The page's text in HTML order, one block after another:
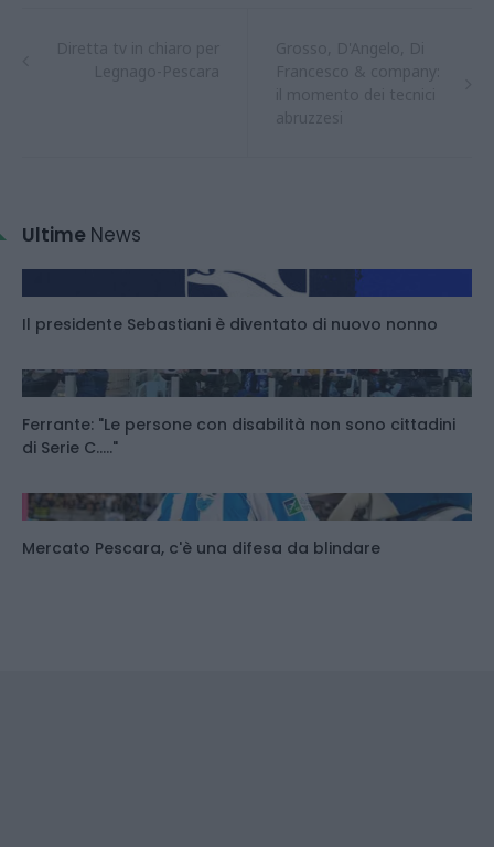
Ultime News
Il presidente Sebastiani è diventato di nuovo nonno
Ferrante: "Le persone con disabilità non sono cittadini
di Serie C....."
Mercato Pescara, c'è una difesa da blindare